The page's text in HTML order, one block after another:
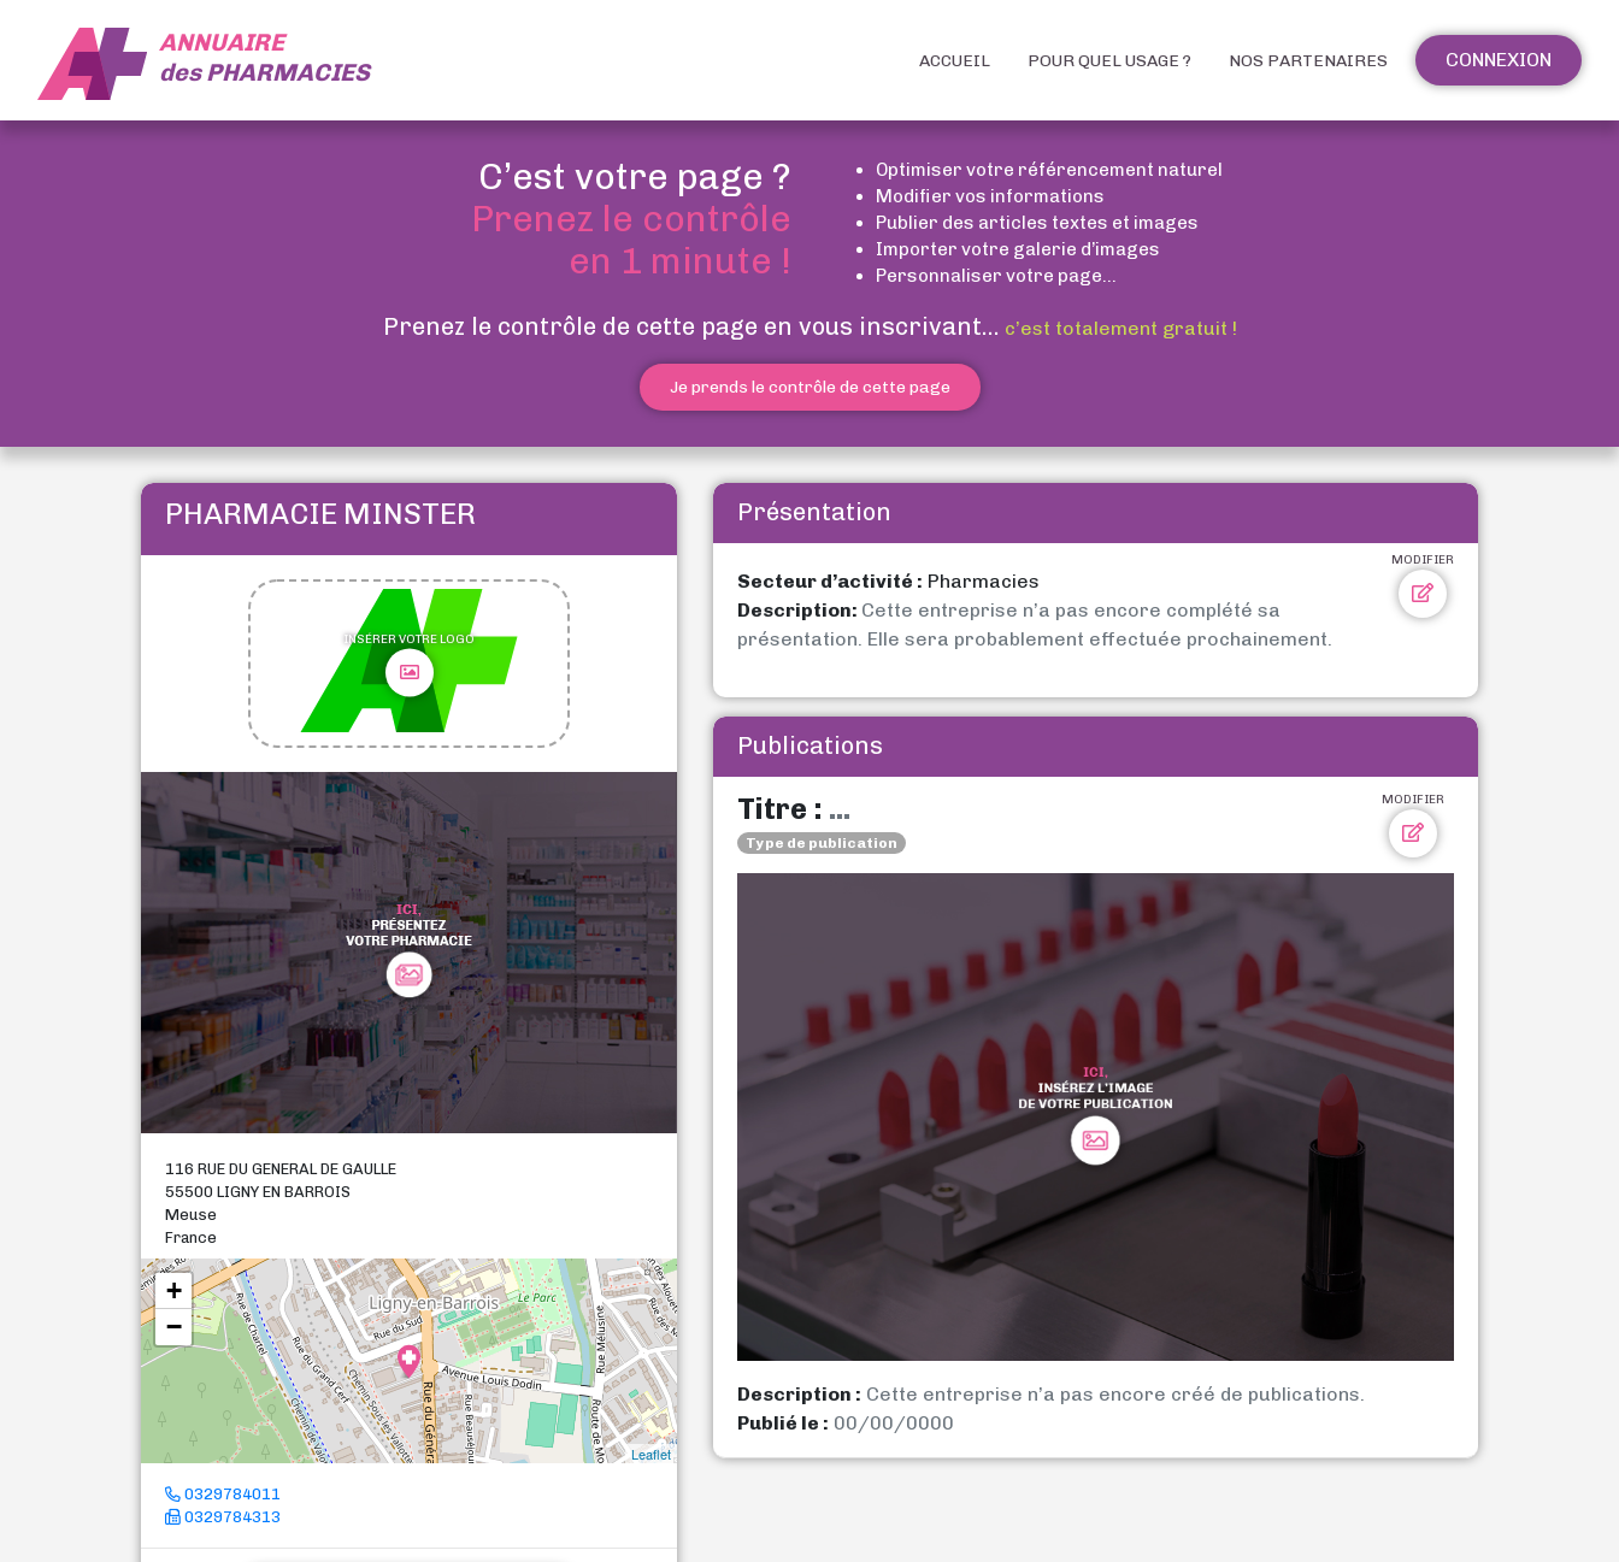
ANNUAIRE
desPHARMACIES ACCUEIL POUR QUEL USAGE ? NOS PARTENAIRES CONNEXION
C’est votre page ?
Prenez le contrôle
en 1 minute !
Optimiser votre référencement naturel
Modifier vos informations
Publier des articles textes et images
Importer votre galerie d’images
Personnaliser votre page...
Prenez le contrôle de cette page en vous inscrivant... c’est totalement gratuit !
Je prends le contrôle de cette page
PHARMACIE MINSTER
INSÉRER VOTRE LOGO
116 RUE DU GENERAL DE GAULLE
55500 LIGNY EN BARROIS
Meuse
France
+
−
Leaflet
0329784011
0329784313
Présentation
MODIFIER
Secteur d’activité : Pharmacies
Description: Cette entreprise n’a pas encore complété sa
présentation. Elle sera probablement effectuée prochainement.
Publications
MODIFIER
Titre : ...
Type de publication
Description : Cette entreprise n’a pas encore créé de publications.
Publié le : 00/00/0000